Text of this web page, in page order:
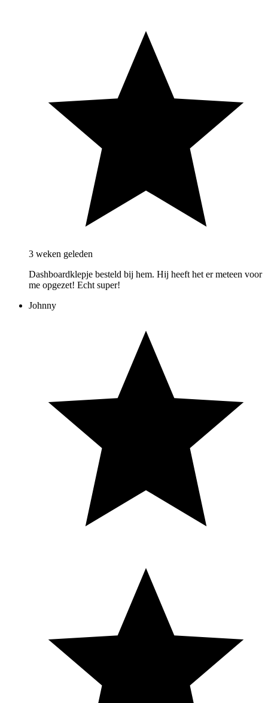
3 weken geleden
Dashboardklepje besteld bij hem. Hij heeft het er meteen voor
me opgezet! Echt super!
Johnny